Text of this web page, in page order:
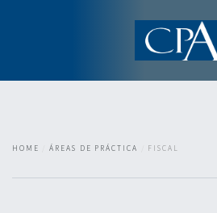
HOME ÁREAS DE PRÁCTICA FISCAL